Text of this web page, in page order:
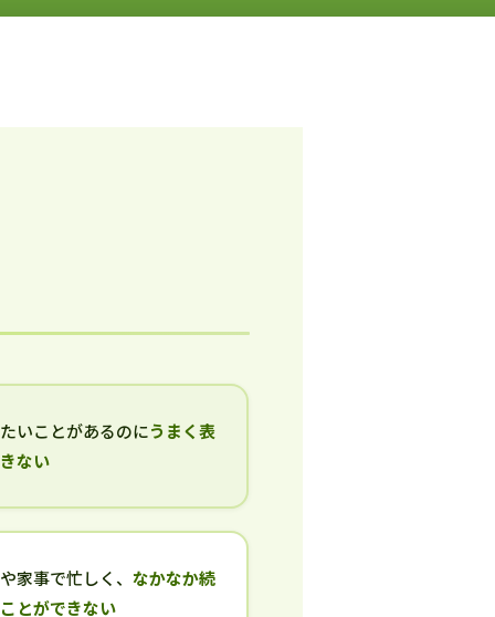
いことがあるのにうまく表
ない
家事で忙しく、なかなか続
とができない